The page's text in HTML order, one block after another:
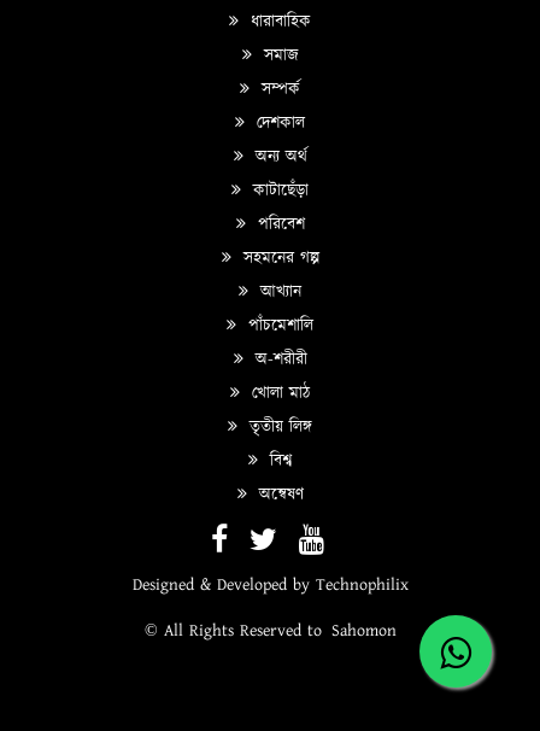
ধারাবাহিক
সমাজ
সম্পর্ক
দেশকাল
অন্য অর্থ
কাটাছেঁড়া
পরিবেশ
সহমনের গল্প
আখ্যান
পাঁচমেশালি
অ-শরীরী
খোলা মাঠ
তৃতীয় লিঙ্গ
বিশ্ব
অন্বেষণ
Designed & Developed by Technophilix
© All Rights Reserved to Sahomon